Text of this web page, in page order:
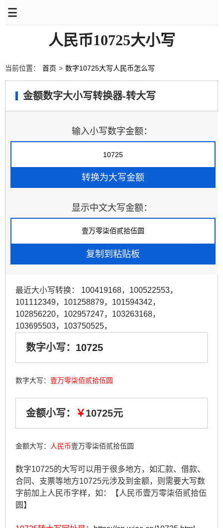
人民币10725大小写
当前位置： 首页 > 数字10725大写人民币怎么写
金额数字大小写转换器-转大写
输入小写数字金额：
显示中文大写金额：
最近大小写转换： 100419168， 100522553，
101112349， 101258879， 101594342，
102856220， 102957247， 103263168，
103695503， 103750525，
数字小写： 10725
数字大写： 壹万零柒佰贰拾伍圆
金额小写： ￥10725元
金额大写： 人民币壹万零柒佰贰拾伍圆
数字10725的大写可以用于很多地方，如汇款、借款、
合同、支票等地方10725元涉及到金额，则需要大写数
字前加上人民币字样，如：【人民币壹万零柒佰贰拾伍
圆】